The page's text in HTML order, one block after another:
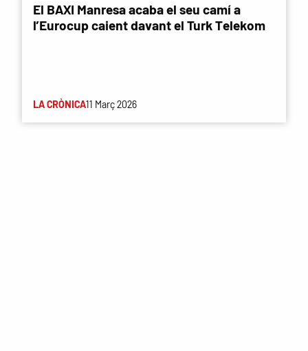
El BAXI Manresa acaba el seu camí a
l’Eurocup caient davant el Turk Telekom
LA CRÒNICA11 Març 2026